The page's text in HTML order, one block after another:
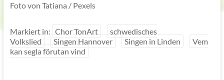
Foto von Tatiana / Pexels
Markiert in: Chor TonArt
schwedisches
Volkslied
Singen Hannover Singen in Linden
Vem
kan segla förutan vind